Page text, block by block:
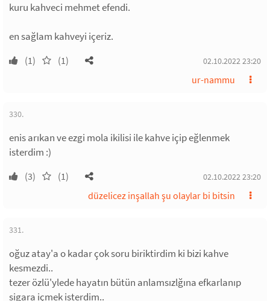
kuru kahveci mehmet efendi.
en sağlam kahveyi içeriz.
(1) (1) 02.10.2022 23:20
ur-nammu
330.
enis arıkan ve ezgi mola ikilisi ile kahve içip eğlenmek
isterdim :)
(3) (1) 02.10.2022 23:20
düzelicez inşallah şu olaylar bi bitsin
331.
oğuz atay'a o kadar çok soru biriktirdim ki bizi kahve
kesmezdi..
tezer özlü'ylede hayatın bütün anlamsızlğına efkarlanıp
sigara içmek isterdim..